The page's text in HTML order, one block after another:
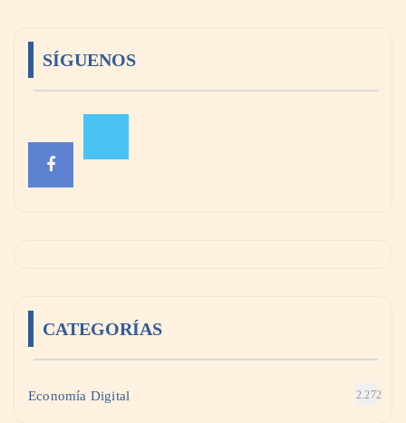
SÍGUENOS
CATEGORÍAS
Economía Digital 2.272